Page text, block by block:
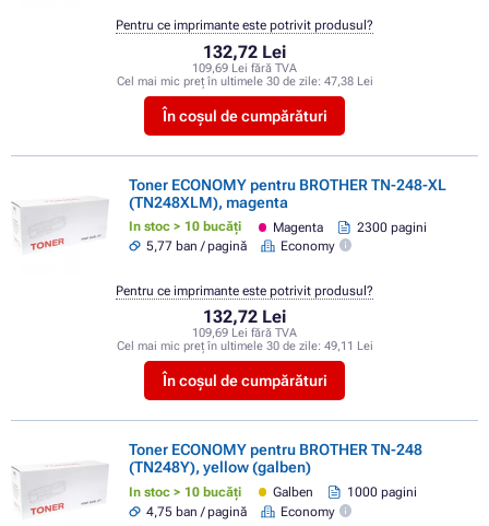
132,72 Lei
109,69 Lei fără TVA
Cel mai mic preț în ultimele 30 de zile: 47,38 Lei
În coșul de cumpărături
Pentru ce imprimante este potrivit produsul?
Toner ECONOMY pentru BROTHER TN-248-XL
(TN248XLM), magenta
In stoc > 10 bucăți Magenta
2300 pagini
5,77 ban / pagină
Economy
132,72 Lei
109,69 Lei fără TVA
Cel mai mic preț în ultimele 30 de zile: 49,11 Lei
În coșul de cumpărături
Pentru ce imprimante este potrivit produsul?
Toner ECONOMY pentru BROTHER TN-248
(TN248Y), yellow (galben)
In stoc > 10 bucăți Galben
1000 pagini
4,75 ban / pagină
Economy